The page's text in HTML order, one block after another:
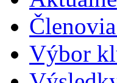
Výbor